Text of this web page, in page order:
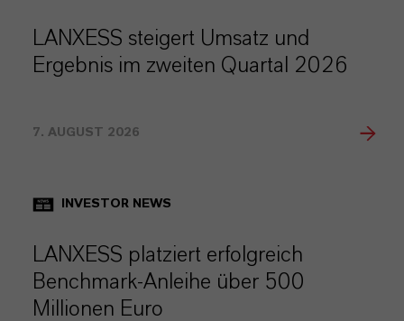
LANXESS steigert Umsatz und
Ergebnis im zweiten Quartal 2026
7. AUGUST 2026
INVESTOR NEWS
LANXESS platziert erfolgreich
Benchmark-Anleihe über 500
Millionen Euro